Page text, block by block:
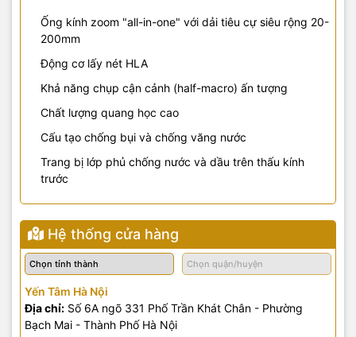
Ống kính zoom "all-in-one" với dải tiêu cự siêu rộng 20-
200mm
Động cơ lấy nét HLA
Khả năng chụp cận cảnh (half-macro) ấn tượng
Chất lượng quang học cao
Cấu tạo chống bụi và chống văng nước
Trang bị lớp phủ chống nước và dầu trên thấu kính
trước
Hệ thống cửa hàng
Yến Tâm Hà Nội
Địa chỉ: Số 6A ngõ 331 Phố Trần Khát Chân - Phường
Bạch Mai - Thành Phố Hà Nội